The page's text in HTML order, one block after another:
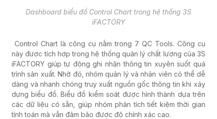
Dashboard biểu đồ Control Chart trong hệ thống 3S
iFACTORY
Control Chart là công cụ nằm trong 7 QC Tools. Công cụ
này được tích hợp trong hệ thống quản lý chất lượng của 3S
iFACTORY giúp tự động ghi nhận thông tin xuyên suốt quá
trình sản xuất. Nhờ đó, nhóm quản lý và nhân viên có thể dễ
dàng và nhanh chóng truy xuất nguồn gốc thông tin khi xây
dựng biểu đồ. Biểu đồ kiểm soát được hình thành dựa trên
các dữ liệu có sẵn, giúp nhóm phân tích tiết kiệm thời gian
tính toán mà vẫn đảm bảo được độ chính xác cao.